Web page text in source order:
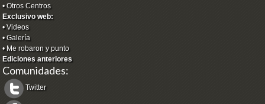
•Otros Centros
Exclusivo web:
•Videos
•Galería
• Me robaron y punto
Ediciones anteriores
Comunidades:
Twitter